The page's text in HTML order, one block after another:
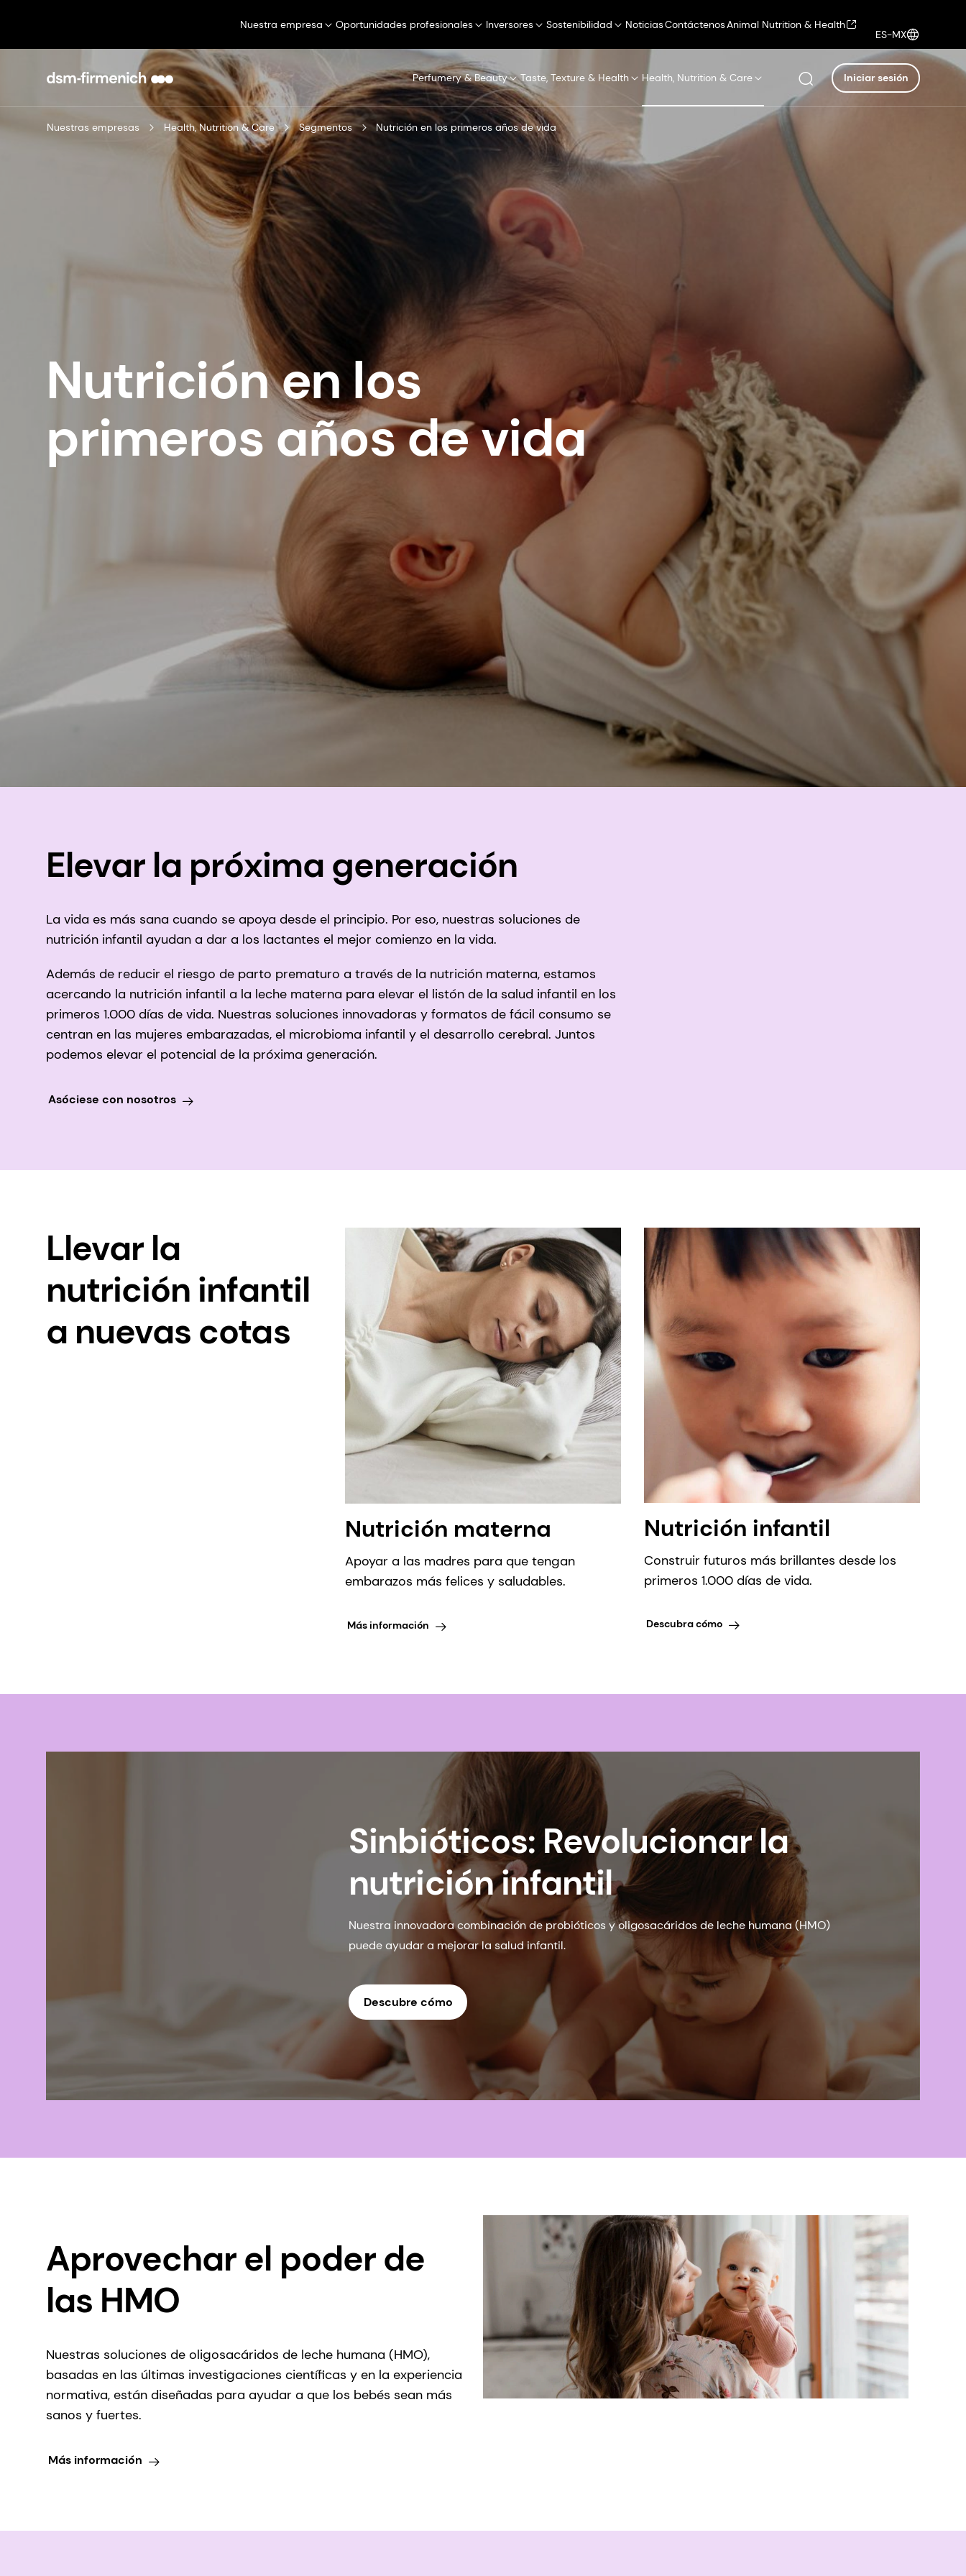
Nuestra empresa Oportunidades profesionales Inversores Sostenibilidad NoticiasContáctenosAnimal Nutrition & Health
ES-MX
Perfumery & Beauty Taste, Texture & Health Health, Nutrition & Care Iniciar sesión
Nuestras empresas Health, Nutrition & Care Segmentos Nutrición en los primeros años de vida
Nutrición en los
primeros años de vida
Elevar la próxima generación
La vida es más sana cuando se apoya desde el principio. Por eso, nuestras soluciones de
nutrición infantil ayudan a dar a los lactantes el mejor comienzo en la vida.
Además de reducir el riesgo de parto prematuro a través de la nutrición materna, estamos
acercando la nutrición infantil a la leche materna para elevar el listón de la salud infantil en los
primeros 1.000 días de vida. Nuestras soluciones innovadoras y formatos de fácil consumo se
centran en las mujeres embarazadas, el microbioma infantil y el desarrollo cerebral. Juntos
podemos elevar el potencial de la próxima generación.
Asóciese con nosotros
Llevar la
nutrición infantil
a nuevas cotas
Nutrición materna
Apoyar a las madres para que tengan
embarazos más felices y saludables.
Más información
Nutrición infantil
Construir futuros más brillantes desde los
primeros 1.000 días de vida.
Descubra cómo
Sinbióticos: Revolucionar la
nutrición infantil
Nuestra innovadora combinación de probióticos y oligosacáridos de leche humana (HMO)
puede ayudar a mejorar la salud infantil.
Descubre cómo
Aprovechar el poder de
las HMO
Nuestras soluciones de oligosacáridos de leche humana (HMO),
basadas en las últimas investigaciones científicas y en la experiencia
normativa, están diseñadas para ayudar a que los bebés sean más
sanos y fuertes.
Más información